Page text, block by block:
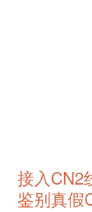
接入CN2
鉴别真假